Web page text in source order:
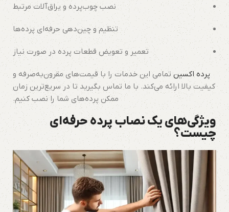
نصب چوب‌پرده و یراق‌آلات مرتبط
تنظیم و چین‌دهی حرفه‌ای پرده‌ها
تعمیر و تعویض قطعات پرده در صورت نیاز
پرده اکسینتمامی این خدمات را با قیمت‌های مقرون‌به‌صرفه و
کیفیت بالا ارائه می‌کند. با ما تماس بگیرید تا در سریع‌ترین زمان
ممکن پرده‌های شما را نصب کنیم.
ویژگی‌های یک نصاب پرده حرفه‌ای
چیست؟